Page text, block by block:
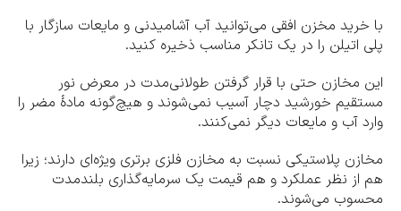
با خرید مخزن افقی می‌توانید آب آشامیدنی و مایعات سازگار با
پلی اتیلن را در یک تانکر مناسب ذخیره کنید.
این مخازن حتی با قرار گرفتن طولانی‌مدت در معرض نور
مستقیم خورشید دچار آسیب نمی‌شوند و هیچ‌گونه مادۀ مضر را
وارد آب و مایعات دیگر نمی‌کنند.
مخازن پلاستیکی نسبت به مخازن فلزی برتری ویژه‌ای دارند؛ زیرا
هم از نظر عملکرد و هم قیمت یک سرمایه‌گذاری بلندمدت
محسوب می‌شوند.